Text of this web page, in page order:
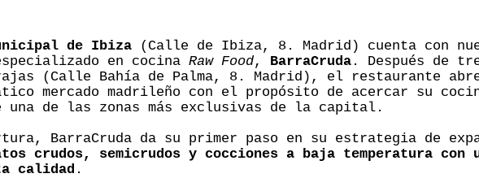
de Ibiza (Calle de Ibiza, 8. Madrid) cuenta con
en cocina Raw Food, BarraCruda . Después de
(Calle Bahía de Palma, 8. Madrid), el restaurante abre
mercado madrileño con el propósito de acercar su
de las zonas más exclusivas de la capital.
BarraCruda da su primer paso en su estrategia de
crudos, semicrudos y cocciones a baja temperatura con
calidad .